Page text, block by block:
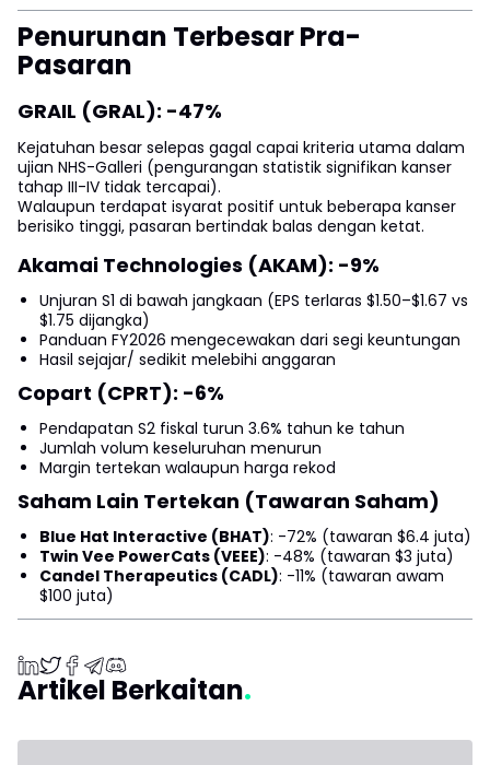
Penurunan Terbesar Pra-
Pasaran
GRAIL (GRAL): -47%
Kejatuhan besar selepas gagal capai kriteria utama dalam
ujian NHS-Galleri (pengurangan statistik signifikan kanser
tahap III-IV tidak tercapai).
Walaupun terdapat isyarat positif untuk beberapa kanser
berisiko tinggi, pasaran bertindak balas dengan ketat.
Akamai Technologies (AKAM): -9%
Unjuran S1 di bawah jangkaan (EPS terlaras $1.50–$1.67 vs
$1.75 dijangka)
Panduan FY2026 mengecewakan dari segi keuntungan
Hasil sejajar/ sedikit melebihi anggaran
Copart (CPRT): -6%
Pendapatan S2 fiskal turun 3.6% tahun ke tahun
Jumlah volum keseluruhan menurun
Margin tertekan walaupun harga rekod
Saham Lain Tertekan (Tawaran Saham)
Blue Hat Interactive (BHAT): -72% (tawaran $6.4 juta)
Twin Vee PowerCats (VEEE): -48% (tawaran $3 juta)
Candel Therapeutics (CADL): -11% (tawaran awam
$100 juta)
Artikel Berkaitan